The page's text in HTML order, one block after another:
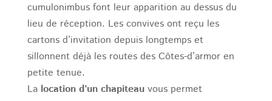
cumulonimbus font leur apparition au dessus du
lieu de réception. Les convives ont reçu les
cartons d’invitation depuis longtemps et
sillonnent déjà les routes des Côtes-d’armor en
petite tenue.
La location d’un chapiteauvous permet